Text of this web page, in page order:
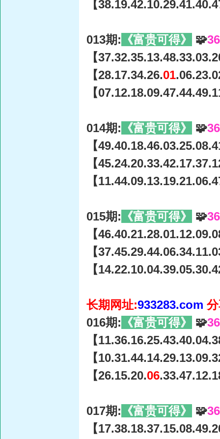
【
013期: 《富贵可得》 🧩
【
【28.17.34.26.01
【
014期: 《富贵可得》 🧩
【
【
【
015期: 《富贵可得》 🧩
【
【
【
长期网址:933283.com
016期: 《富贵可得》 🧩
【
【
【26.15.20.06
017期: 《富贵可得》 🧩
【